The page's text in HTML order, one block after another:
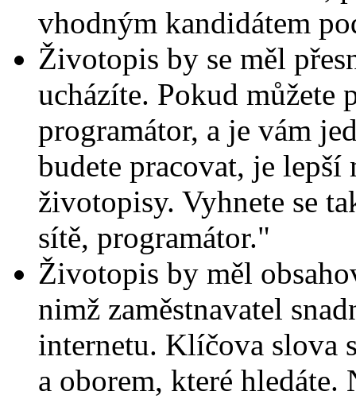
vhodným kandidátem
Životopis by se měl
ucházíte. Pokud můžete
programátor, a je vám
budete pracovat, je
životopisy. Vyhnete se
sítě, programátor."
Životopis by měl
nimž zaměstnavatel
internetu. Klíčova slova
a oborem, které